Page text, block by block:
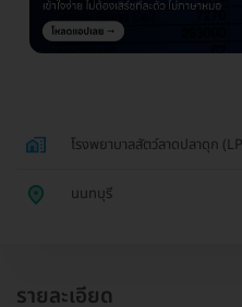
โรงพยาบาลสัตว์ลาดปลาดุก
นนทบุรี
รายละเอียด